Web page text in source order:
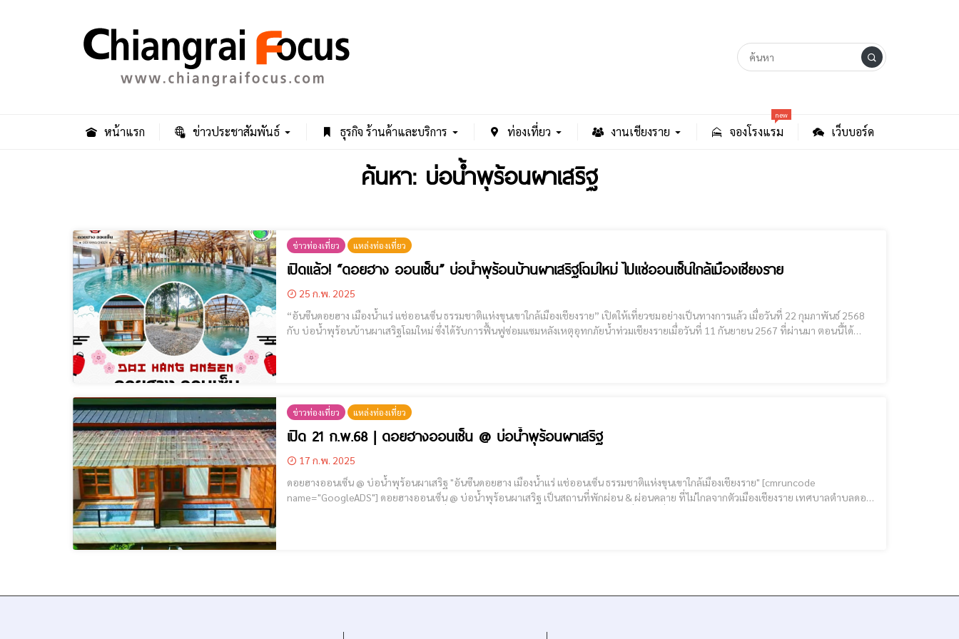
หน้าแรก ข่าวประชาสัมพันธ์ ธุรกิจ ร้านค้าและบริการ ท่องเที่ยว งานเชียงราย จองโรงแรม
new
เว็บบอร์ด
ค้นหา: บ่อน้ำพุร้อนผาเสริฐ
ข่าวท่องเที่ยว แหล่งท่องเที่ยว
เปิดแล้ว! “ดอยฮาง ออนเซ็น” บ่อน้ำพุร้อนบ้านผาเสริฐโฉมใหม่ ไปแช่ออนเซ็นใกล้เมืองเชียงราย
25 ก.พ. 2025
“อันซีนดอยฮาง เมืองน้ำแร่ แช่ออนเซ็น ธรรมชาติแห่งขุนเขาใกล้เมืองเชียงราย” เปิดให้เที่ยวชมอย่างเป็นทางการแล้ว เมื่อวันที่ 22 กุมภาพันธ์ 2568
กับ บ่อน้ำพุร้อนบ้านผาเสริฐโฉมใหม่ ซึ่งได้รับการฟื้นฟูซ่อมแซมหลังเหตุอุทกภัยน้ำท่วมเชียงรายเมื่อวันที่ 11 กันยายน 2567 ที่ผ่านมา ตอนนี้ได้
ข่าวท่องเที่ยว แหล่งท่องเที่ยว
เปิด 21 ก.พ.68 | ดอยฮางออนเซ็น @ บ่อน้ำพุร้อนผาเสริฐ
17 ก.พ. 2025
ดอยฮางออนเซ็น @ บ่อน้ำพุร้อนผาเสริฐ "อันซีนดอยฮาง เมืองน้ำแร่ แช่ออนเซ็น ธรรมชาติแห่งขุนเขาใกล้เมืองเชียงราย" [cmruncode
name="GoogleADS"] ดอยฮางออนเซ็น @ บ่อน้ำพุร้อนผาเสริฐ เป็นสถานที่พักผ่อน & ผ่อนคลาย ที่ไม่ไกลจากตัวเมืองเชียงราย เทศบาลตำบลดอย